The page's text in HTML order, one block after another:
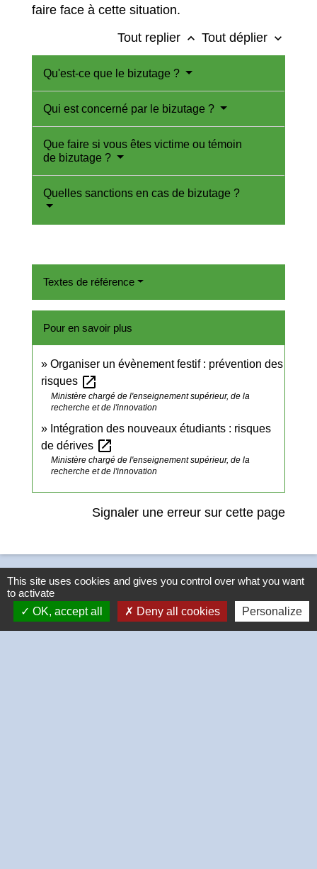
faire face à cette situation.
Tout replier keyboard_arrow_up Tout déplier keyboard_arrow_down
Qu'est-ce que le bizutage ?
Qui est concerné par le bizutage ?
Que faire si vous êtes victime ou témoin
de bizutage ?
Quelles sanctions en cas de bizutage ?
Textes de référence
Pour en savoir plus
Organiser un évènement festif : prévention des
risques open_in_new
Ministère chargé de l'enseignement supérieur, de la
recherche et de l'innovation
Intégration des nouveaux étudiants : risques
de dérives open_in_new
Ministère chargé de l'enseignement supérieur, de la
recherche et de l'innovation
Signaler une erreur sur cette page
This site uses cookies and gives you control over what you want
to activate
OK, accept all
Deny all cookies Personalize